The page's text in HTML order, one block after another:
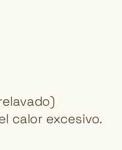
calor excesivo.